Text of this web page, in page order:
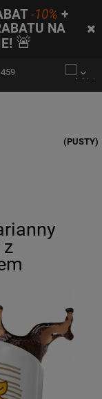
-10% +
NA
🚨
(PUSTY)